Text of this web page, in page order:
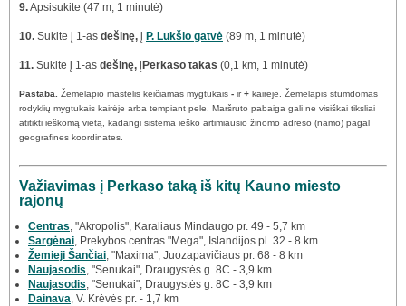
9.Apsisukite (47 m, 1 minutė)
10. Sukite į 1-as dešinę, į P. Lukšio gatvė (89 m, 1 minutė)
11. Sukite į 1-as dešinę, į Perkaso takas (0,1 km, 1 minutė)
Pastaba. Žemėlapio mastelis keičiamas mygtukais - ir+ kairėje. Žemėlapis stumdomas
rodyklių mygtukais kairėje arba tempiant pele. Maršruto pabaiga gali ne visiškai tiksliai
atitikti ieškomą vietą, kadangi sistema ieško artimiausio žinomo adreso (namo) pagal
geografines koordinates.
Važiavimas į Perkaso taką iš kitų Kauno miesto
rajonų
Centras , "Akropolis", Karaliaus Mindaugo pr. 49 - 5,7 km
Sargėnai , Prekybos centras "Mega", Islandijos pl. 32 - 8 km
Žemieji Šančiai , "Maxima", Juozapavičiaus pr. 68 - 8 km
Naujasodis , "Senukai", Draugystės g. 8C - 3,9 km
Naujasodis , "Senukai", Draugystės g. 8C - 3,9 km
Dainava , V. Krėvės pr. - 1,7 km